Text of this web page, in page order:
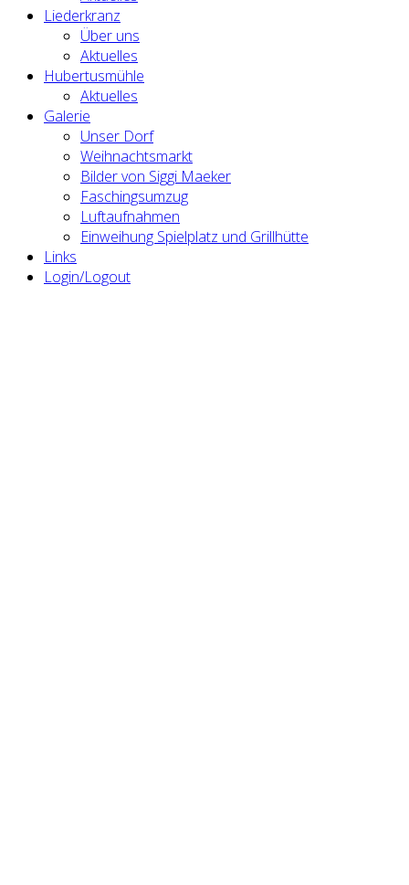
Liederkranz
Über uns
Aktuelles
Hubertusmühle
Aktuelles
Galerie
Unser Dorf
Weihnachtsmarkt
Bilder von Siggi Maeker
Faschingsumzug
Luftaufnahmen
Einweihung Spielplatz und Grillhütte
Links
Login/Logout